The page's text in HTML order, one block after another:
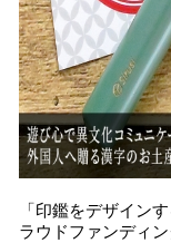
「印鑑をデザイン
ラウドファンディ